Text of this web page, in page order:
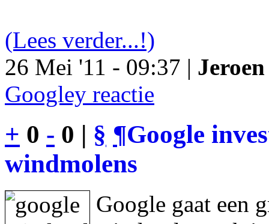
(Lees verder...!)
26 Mei '11 - 09:37 |
Googley reactie
+ 0 - 0 | § ¶Google
windmolens
Google gaat een